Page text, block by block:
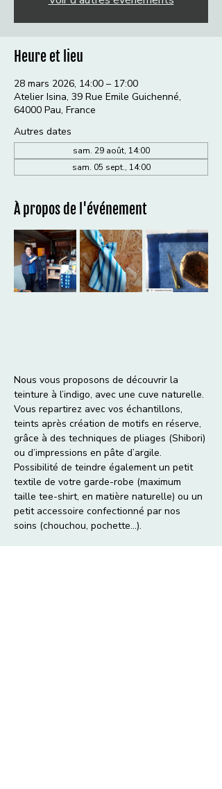
Heure et lieu
28 mars 2026, 14:00 – 17:00
Atelier Isina, 39 Rue Emile Guichenné,
64000 Pau, France
Autres dates
sam. 29 août, 14:00
sam. 05 sept., 14:00
À propos de l'événement
Nous vous proposons de découvrir la
teinture à l’indigo, avec une cuve naturelle.
Vous repartirez avec vos échantillons,
teints après création de motifs en réserve,
grâce à des techniques de pliages (Shibori)
ou d’impressions en pâte d’argile.
Possibilité de teindre également un petit
textile de votre garde-robe (maximum
taille tee-shirt, en matière naturelle) ou un
petit accessoire confectionné par nos
soins (chouchou, pochette...).